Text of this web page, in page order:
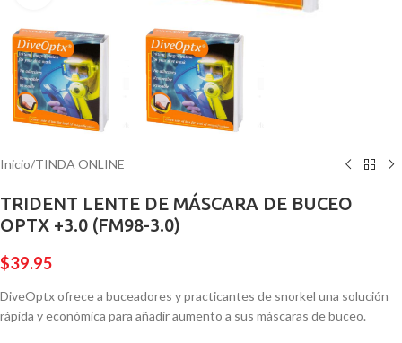
Inicio/TINDA ONLINE
TRIDENT LENTE DE MÁSCARA DE BUCEO
OPTX +3.0 (FM98-3.0)
$39.95
DiveOptx ofrece a buceadores y practicantes de snorkel una solución
rápida y económica para añadir aumento a sus máscaras de buceo.